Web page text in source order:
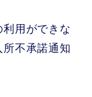
用ができな
不承諾通知